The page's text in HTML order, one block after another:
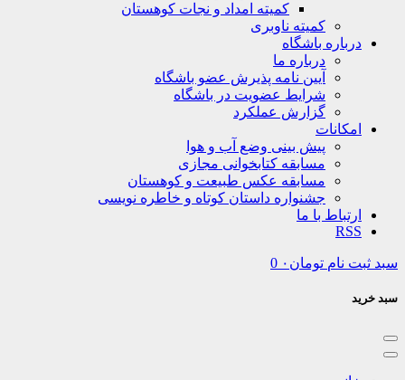
کمیته امداد و نجات کوهستان
کمیته ناوبری
باشگاه
درباره ما
آیین نامه پذیرش عضو باشگاه
شرایط عضویت در باشگاه
گزارش عملکرد
پیش بینی وضع آب و هوا
مسابقه کتابخوانی مجازی
مسابقه عکس طبیعت و کوهستان
جشنواره داستان کوتاه و خاطره نویسی
با ما
تومان ۰ 0